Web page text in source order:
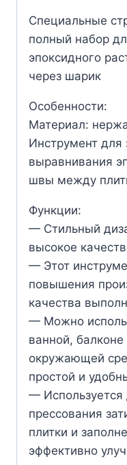
Специальные
полный набор
эпоксидного
через шарик
Особенности:
Материал:
Инструмент для
выравнивания
швы между
Функции:
— Стильный
высокое
— Этот
повышения
качества
— Можно
ванной,
окружающей
простой и
— Используется
прессования
плитки и
эффективно